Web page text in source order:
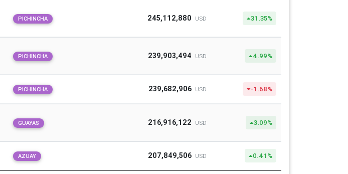
PICHINCHA 245,112,880 USD 31.35%
PICHINCHA 239,903,494 USD 4.99%
PICHINCHA 239,682,906 USD -1.68%
GUAYAS 216,916,122 USD 3.09%
AZUAY 207,849,506 USD 0.41%